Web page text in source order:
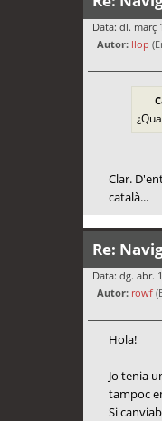
Data: dl. març
Autor: llop
Clar.
català...
Re:
Data: dg. abr.
Autor: rowf
Hola!
Jo tenia
tampoc
Si